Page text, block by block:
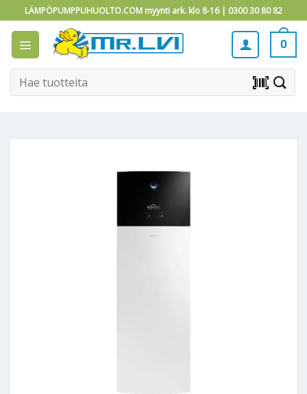
to
content
LÄMPÖPUMPPUHUOLTO.COM myynti ark. klo 8-16 | 0300 30 80 82
0
Etsi: barcode_scanner